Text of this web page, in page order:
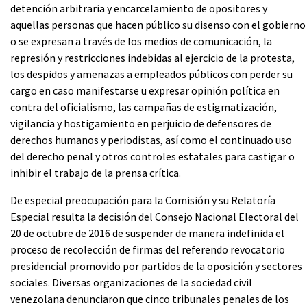
detención arbitraria y encarcelamiento de opositores y
aquellas personas que hacen público su disenso con el gobierno
o se expresan a través de los medios de comunicación, la
represión y restricciones indebidas al ejercicio de la protesta,
los despidos y amenazas a empleados públicos con perder su
cargo en caso manifestarse u expresar opinión política en
contra del oficialismo, las campañas de estigmatización,
vigilancia y hostigamiento en perjuicio de defensores de
derechos humanos y periodistas, así como el continuado uso
del derecho penal y otros controles estatales para castigar o
inhibir el trabajo de la prensa crítica.
De especial preocupación para la Comisión y su Relatoría
Especial resulta la decisión del Consejo Nacional Electoral del
20 de octubre de 2016 de suspender de manera indefinida el
proceso de recolección de firmas del referendo revocatorio
presidencial promovido por partidos de la oposición y sectores
sociales. Diversas organizaciones de la sociedad civil
venezolana denunciaron que cinco tribunales penales de los